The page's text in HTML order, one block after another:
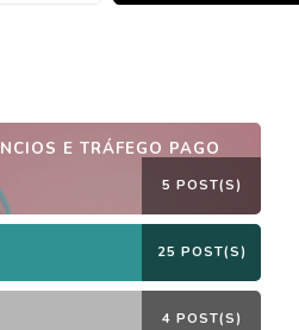
E TRÁFEGO PAGO
5 POST(S)
25 POST(S)
4 POST(S)